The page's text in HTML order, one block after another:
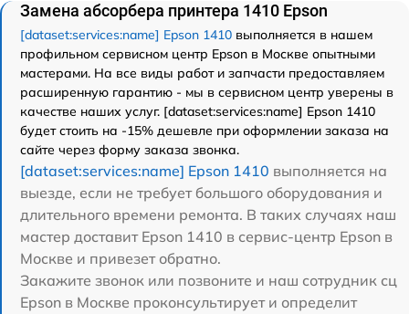
Замена абсорбера принтера 1410 Epson
[dataset:services:name] Epson 1410 выполняется в нашем
профильном сервисном центр Epson в Москве опытными
мастерами. На все виды работ и запчасти предоставляем
расширенную гарантию - мы в сервисном центр уверены в
качестве наших услуг. [dataset:services:name] Epson 1410
будет стоить на -15% дешевле при оформлении заказа на
сайте через форму заказа звонка.
[dataset:services:name] Epson 1410 выполняется на
выезде, если не требует большого оборудования и
длительного времени ремонта. В таких случаях наш
мастер доставит Epson 1410 в сервис-центр Epson в
Москве и привезет обратно.
Закажите звонок или позвоните и наш сотрудник сц
Epson в Москве проконсультирует и определит